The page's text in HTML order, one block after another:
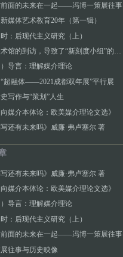
前面的未来在一起——冯博一策展往事
媒体艺术教育20年（第一辑）
：后现代主义研究（上）
古根海姆美术馆的到访，导致了“新刻度小组”的解散
）导言：理解媒介理论
超融体——2021成都双年展”平行展
写作与“策划”人生
媒介本体论：欧美媒介理论文选》
还有未来吗》威廉·弗卢塞尔 著
还有未来吗》威廉·弗卢塞尔 著
媒介本体论：欧美媒介理论文选》
）导言：理解媒介理论
：后现代主义研究（上）
前面的未来在一起——冯博一策展往事
往事与历史映像